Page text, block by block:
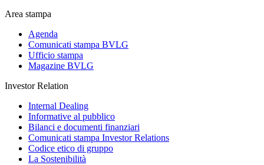
Area stampa
Agenda
Comunicati stampa BVLG
Ufficio stampa
Magazine BVLG
Investor Relation
Internal Dealing
Informative al pubblico
Bilanci e documenti finanziari
Comunicati stampa Investor Relations
Codice etico di gruppo
La Sostenibilità